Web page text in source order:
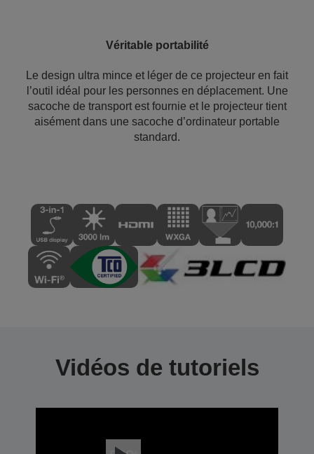
Véritable portabilité
Le design ultra mince et léger de ce projecteur en fait
l’outil idéal pour les personnes en déplacement. Une
sacoche de transport est fournie et le projecteur tient
aisément dans une sacoche d’ordinateur portable
standard.
Vidéos de tutoriels